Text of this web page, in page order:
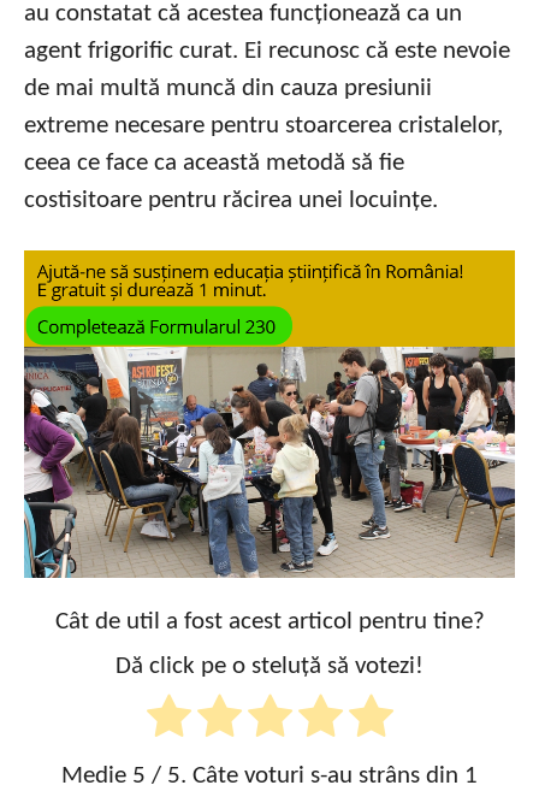
au constatat că acestea funcționează ca un
agent frigorific curat. Ei recunosc că este nevoie
de mai multă muncă din cauza presiunii
extreme necesare pentru stoarcerea cristalelor,
ceea ce face ca această metodă să fie
costisitoare pentru răcirea unei locuințe.
Cât de util a fost acest articol pentru tine?
Dă click pe o steluță să votezi!
Medie 5 / 5. Câte voturi s-au strâns din 1